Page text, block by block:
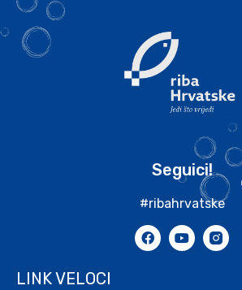
Seguici!
#ribahrvatske
LINK VELOCI